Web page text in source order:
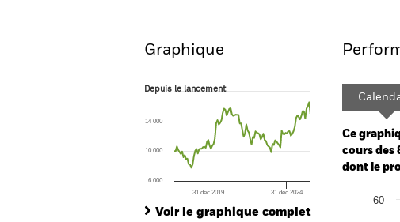
Graphique
Depuis le lancement
The chart has 1 X axis displaying Time. Range:
The chart has 1 Y axis displaying values. Range: -40 to
Depuis le lancement
31 déc 2019 31 déc 2024
6 000
10 000
14 000
Voir le graphique complet
Ce
cours des
dont le
Bar chart
60